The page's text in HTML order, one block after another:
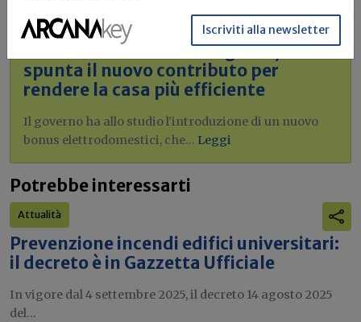
Bonus elettrodomestici green,
spunta il nuovo contributo per
rendere la casa più efficiente
Il governo ha allo studio l'introduzione di un nuovo
bonus elettrodomestici, che... Leggi
Potrebbe interessarti
Attualità
Prevenzione incendi edifici universitari:
il decreto è in Gazzetta Ufficiale
In vigore dal 4 settembre 2025, il decreto 14 agosto 2025
del...
Iscriviti alla newsletter